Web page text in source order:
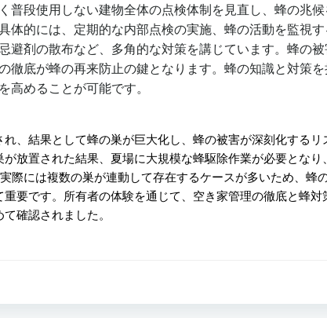
普段使用しない建物全体の点検体制を見直し、蜂の兆
体的には、定期的な内部点検の実施、蜂の活動を監視
避剤の散布など、多角的な対策を講じています。蜂の
徹底が蜂の再来防止の鍵となります。蜂の知識と対策を
めることが可能です。
、結果として蜂の巣が巨大化し、蜂の被害が深刻化するリ
放置された結果、夏場に大規模な蜂駆除作業が必要となり
際には複数の巣が連動して存在するケースが多いため、蜂
要です。所有者の体験を通じて、空き家管理の徹底と蜂対
確認されました。